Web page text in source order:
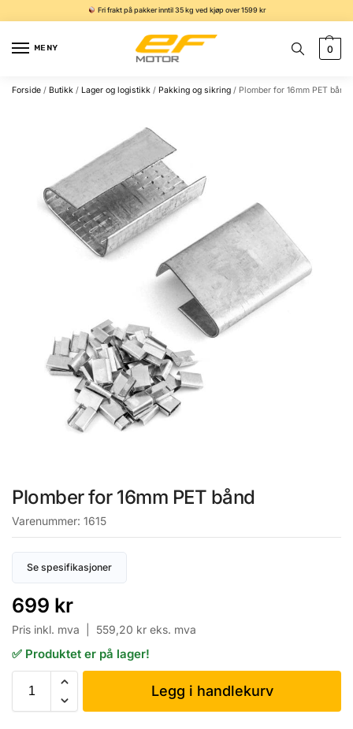
Fri frakt på pakker inntil 35 kg ved kjøp over 1599 kr
MENY 0
Forside / Butikk / Lager og logistikk / Pakking og sikring / Plomber for 16mm PET bånd
Plomber for 16mm PET bånd
Varenummer: 1615
Se spesifikasjoner
699 kr
Pris inkl. mva | 559,20 kr eks. mva
✅ Produktet er på lager!
Legg i handlekurv